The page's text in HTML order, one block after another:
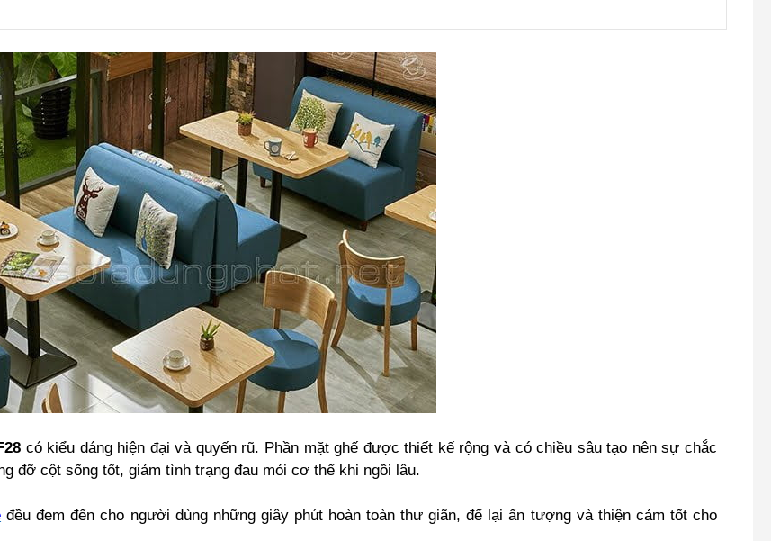
có kiểu dáng hiện đại và quyến rũ. Phần mặt ghế được thiết kế rộng và có chiều sâu tạo nên sự chắc
đỡ cột sống tốt, giảm tình trạng đau mỏi cơ thể khi ngồi lâu.
đều đem đến cho người dùng những giây phút hoàn toàn thư giãn, để lại ấn tượng và thiện cảm tốt cho